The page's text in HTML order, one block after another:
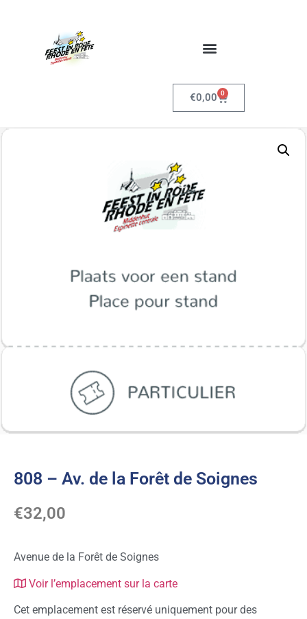
€0,00 0
808 – Av. de la Forêt de Soignes
€32,00
Avenue de la Forêt de Soignes
Voir l’emplacement sur la carte
Cet emplacement est réservé uniquement pour des